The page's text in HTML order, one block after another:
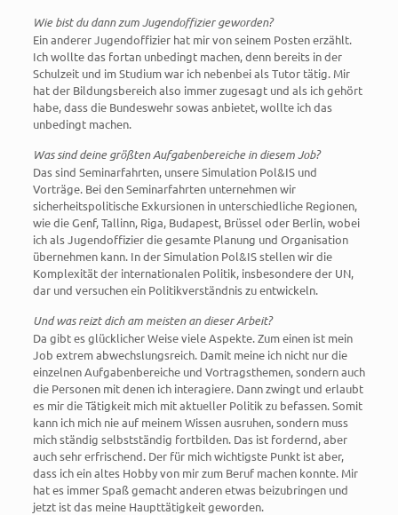
Wie bist du dann zum Jugendoffizier geworden?
Ein anderer Jugendoffizier hat mir von seinem Posten erzählt.
Ich wollte das fortan unbedingt machen, denn bereits in der
Schulzeit und im Studium war ich nebenbei als Tutor tätig. Mir
hat der Bildungsbereich also immer zugesagt und als ich gehört
habe, dass die Bundeswehr sowas anbietet, wollte ich das
unbedingt machen.
Was sind deine größten Aufgabenbereiche in diesem Job?
Das sind Seminarfahrten, unsere Simulation Pol&IS und
Vorträge. Bei den Seminarfahrten unternehmen wir
sicherheitspolitische Exkursionen in unterschiedliche Regionen,
wie die Genf, Tallinn, Riga, Budapest, Brüssel oder Berlin, wobei
ich als Jugendoffizier die gesamte Planung und Organisation
übernehmen kann. In der Simulation Pol&IS stellen wir die
Komplexität der internationalen Politik, insbesondere der UN,
dar und versuchen ein Politikverständnis zu entwickeln.
Und was reizt dich am meisten an dieser Arbeit?
Da gibt es glücklicher Weise viele Aspekte. Zum einen ist mein
Job extrem abwechslungsreich. Damit meine ich nicht nur die
einzelnen Aufgabenbereiche und Vortragsthemen, sondern auch
die Personen mit denen ich interagiere. Dann zwingt und erlaubt
es mir die Tätigkeit mich mit aktueller Politik zu befassen. Somit
kann ich mich nie auf meinem Wissen ausruhen, sondern muss
mich ständig selbstständig fortbilden. Das ist fordernd, aber
auch sehr erfrischend. Der für mich wichtigste Punkt ist aber,
dass ich ein altes Hobby von mir zum Beruf machen konnte. Mir
hat es immer Spaß gemacht anderen etwas beizubringen und
jetzt ist das meine Haupttätigkeit geworden.